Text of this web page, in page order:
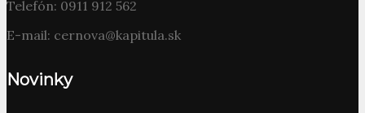
Telefón: 0911 912 562
E-mail: cernova@kapitula.sk
Novinky